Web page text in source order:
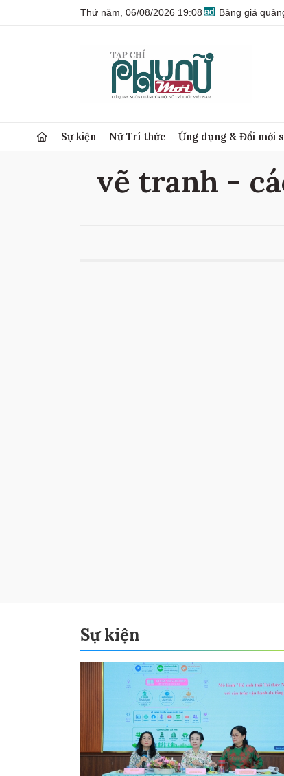
Thứ năm, 06/08/2026 19:08 Bảng giá
Sự kiện Nữ Trí thức Ứng dụng & Đổi mới
vẽ tranh -
Sự kiện